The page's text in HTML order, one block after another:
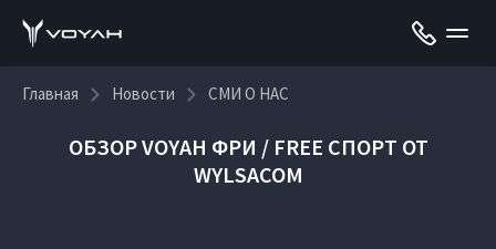
Главная Новости СМИ О НАС
ОБЗОР VOYAH ФРИ / FREE СПОРТ ОТ
WYLSACOM